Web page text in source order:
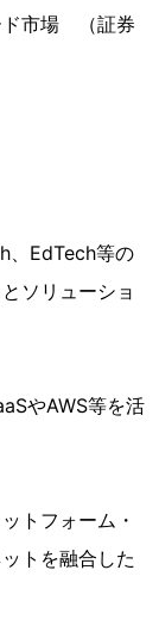
ド市場 （証券
、EdTech等の
ソリューショ
やAWS等を活
トフォーム・
トを融合した